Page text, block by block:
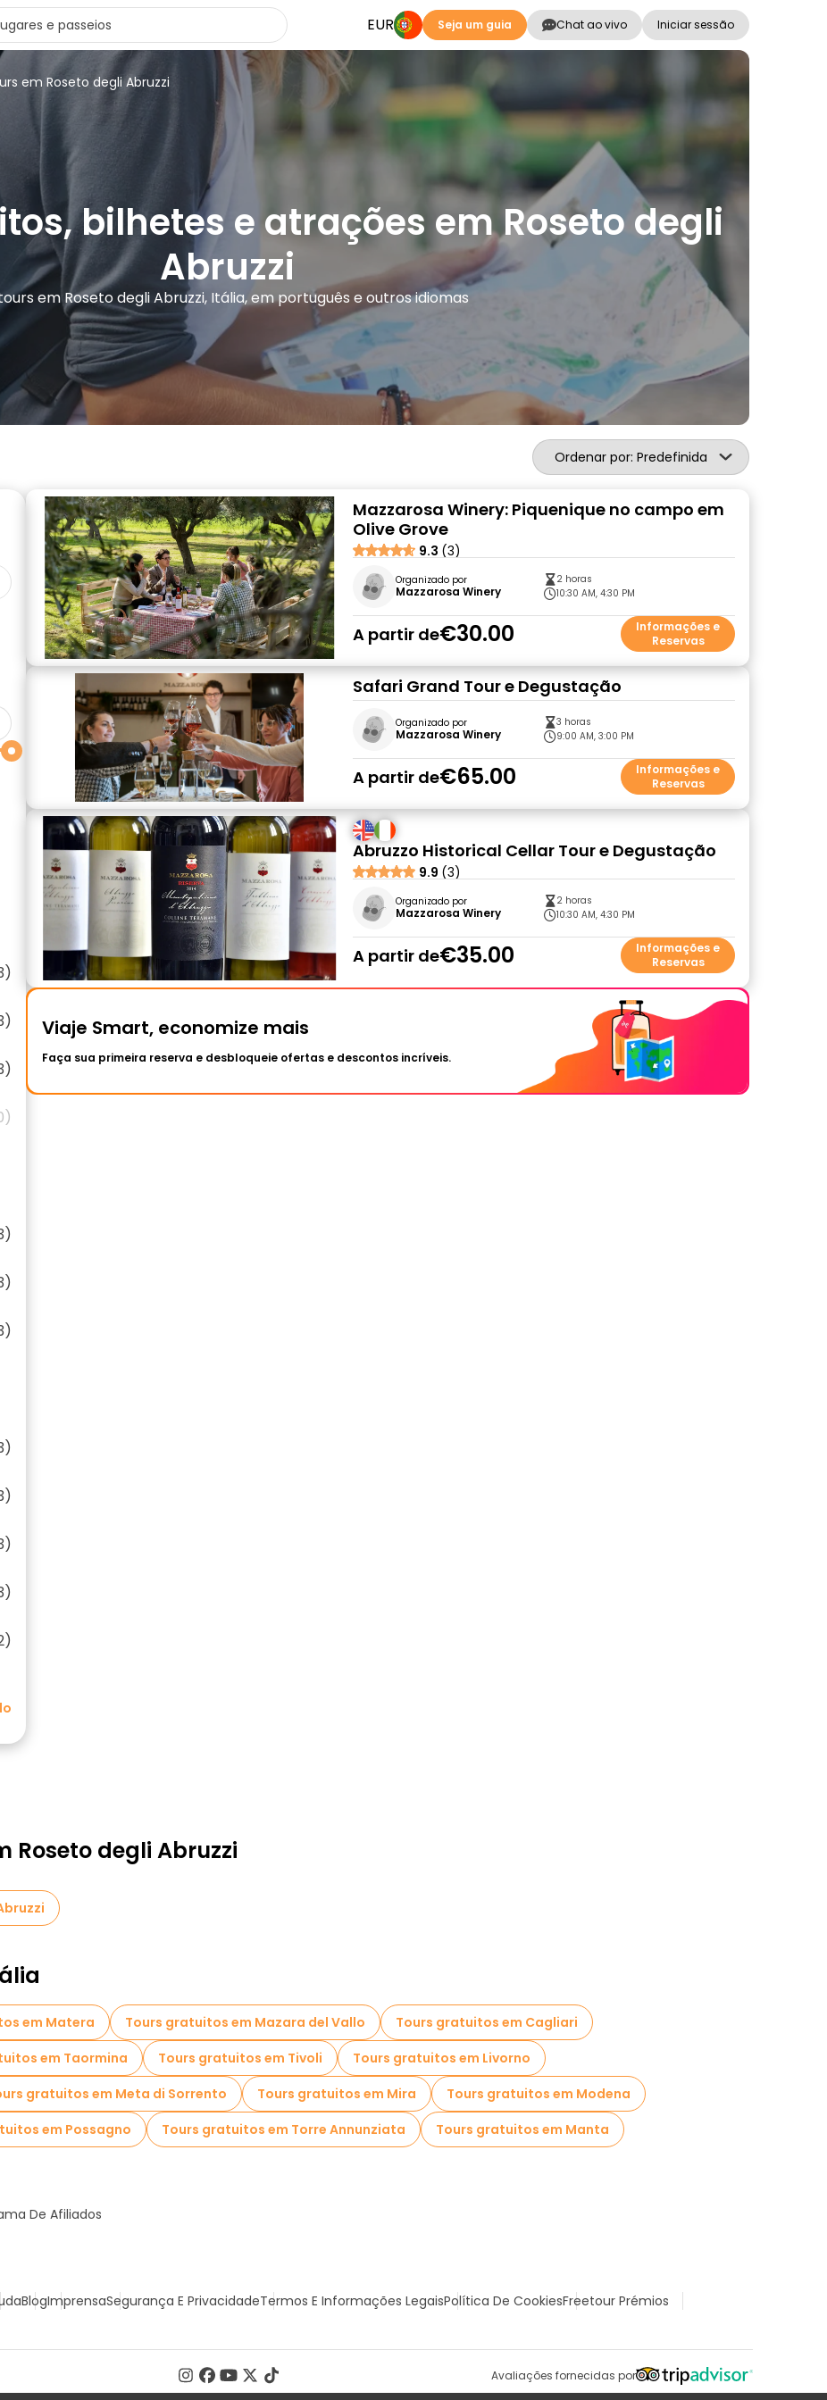
EUR Seja um guia Chat ao vivo Iniciar sessão
em Roseto degli Abruzzi
bilhetes e atrações em Roseto degli
Abruzzi
em Roseto degli Abruzzi, Itália, em português e outros idiomas
Ordenar por: Predefinida
Mazzarosa Winery: Piquenique no campo em
Olive Grove
9.3 (3)
Organizado por
Mazzarosa Winery
2 horas
10:30 AM, 4:30 PM
A partir de€30.00
Informações e
Reservas
Safari Grand Tour e Degustação
Organizado por
Mazzarosa Winery
3 horas
9:00 AM, 3:00 PM
A partir de€65.00
Informações e
Reservas
Abruzzo Historical Cellar Tour e Degustação
9.9 (3)
Organizado por
Mazzarosa Winery
2 horas
10:30 AM, 4:30 PM
A partir de€35.00
Informações e
Reservas
Viaje Smart, economize mais
Faça sua primeira reserva e desbloqueie ofertas e descontos incríveis.
Roseto degli Abruzzi
em Matera Tours gratuitos em Mazara del Vallo
Tours gratuitos em Cagliari
em Taormina Tours gratuitos em Tivoli
Tours gratuitos em Livorno
gratuitos em Meta di Sorrento Tours gratuitos em Mira
Tours gratuitos em Modena
em Possagno Tours gratuitos em Torre Annunziata Tours gratuitos em Manta
De Afiliados
BlogImprensaSegurança E PrivacidadeTermos E Informações LegaisPolítica De CookiesFreetour Prémios
Avaliações fornecidas por